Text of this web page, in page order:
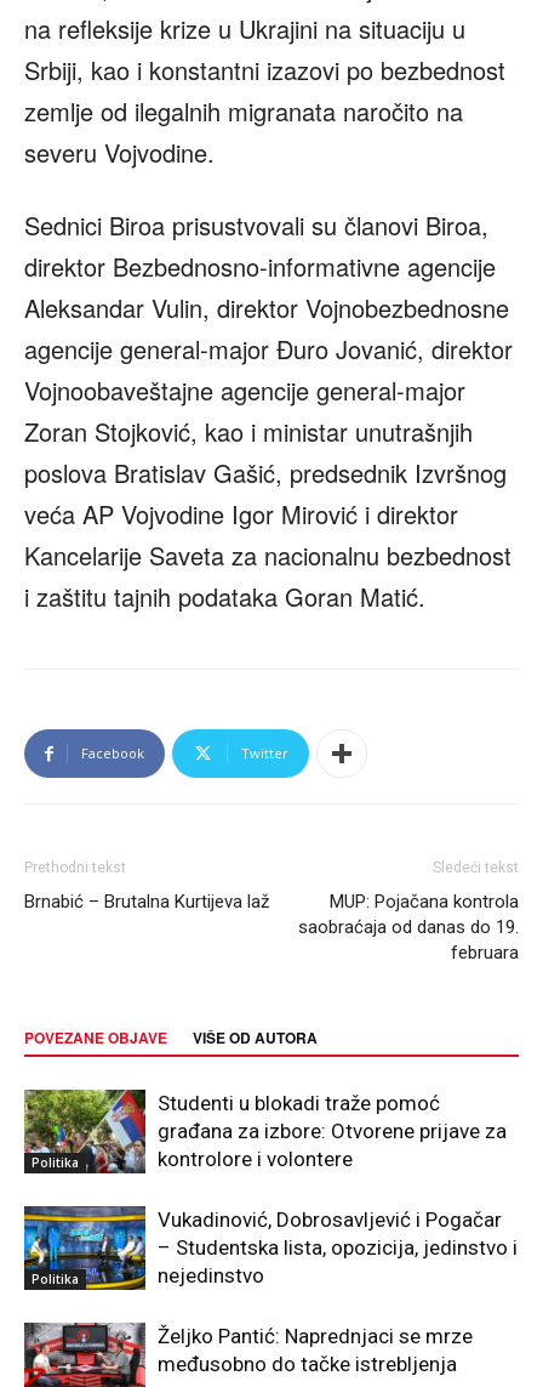
na refleksije krize u Ukrajini na situaciju u
Srbiji, kao i konstantni izazovi po bezbednost
zemlje od ilegalnih migranata naročito na
severu Vojvodine.
Sednici Biroa prisustvovali su članovi Biroa,
direktor Bezbednosno-informativne agencije
Aleksandar Vulin, direktor Vojnobezbednosne
agencije general-major Đuro Jovanić, direktor
Vojnoobaveštajne agencije general-major
Zoran Stojković, kao i ministar unutrašnjih
poslova Bratislav Gašić, predsednik Izvršnog
veća AP Vojvodine Igor Mirović i direktor
Kancelarije Saveta za nacionalnu bezbednost
i zaštitu tajnih podataka Goran Matić.
Facebook Twitter
Prethodni tekst
Brnabić – Brutalna Kurtijeva laž
Sledeći tekst
MUP: Pojačana kontrola
saobraćaja od danas do 19.
februara
POVEZANE OBJAVE VIŠE OD AUTORA
Politika
Studenti u blokadi traže pomoć
građana za izbore: Otvorene prijave za
kontrolore i volontere
Politika
Vukadinović, Dobrosavljević i Pogačar
– Studentska lista, opozicija, jedinstvo i
nejedinstvo
Željko Pantić: Naprednjaci se mrze
međusobno do tačke istrebljenja